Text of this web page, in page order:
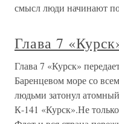
смысл люди начинают
Глава 7
Глава 7 «Курск»
Баренцевом море со
людьми затонул
К-141 «Курск».Не